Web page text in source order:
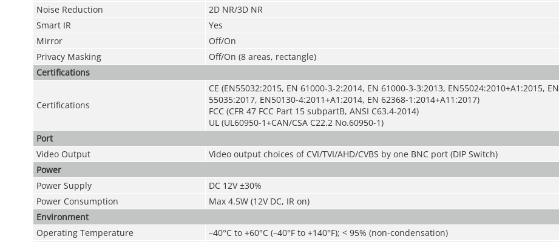
Noise Reduction
2D NR/3D NR
Smart IR
Yes
Mirror
Off/On
Privacy Masking
Off/On (8 areas, rectangle)
Certifications
Certifications
CE (EN55032:2015, EN 61000-3-2:2014, EN 61000-3-3:2013, EN55024:2010+A1:2015, EN
55035:2017, EN50130-4:2011+A1:2014, EN 62368-1:2014+A11:2017)
FCC (CFR 47 FCC Part 15 subpartB, ANSI C63.4-2014)
UL (UL60950-1+CAN/CSA C22.2 No.60950-1)
Port
Video Output
Video output choices of CVI/TVI/AHD/CVBS by one BNC port (DIP Switch)
Power
Power Supply
DC 12V ±30%
Power Consumption
Max 4.5W (12V DC, IR on)
Environment
Operating Temperature
–40°C to +60°C (–40°F to +140°F); < 95% (non-condensation)